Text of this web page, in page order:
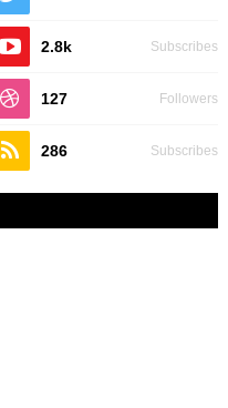
2.8k Subscribes
127 Followers
286 Subscribes